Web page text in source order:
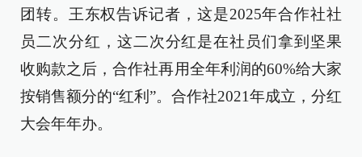
团转。王东权告诉记者，这是2025年合作社社
员二次分红，这二次分红是在社员们拿到坚果
收购款之后，合作社再用全年利润的60%给大家
按销售额分的“红利”。合作社2021年成立，分红
大会年年办。